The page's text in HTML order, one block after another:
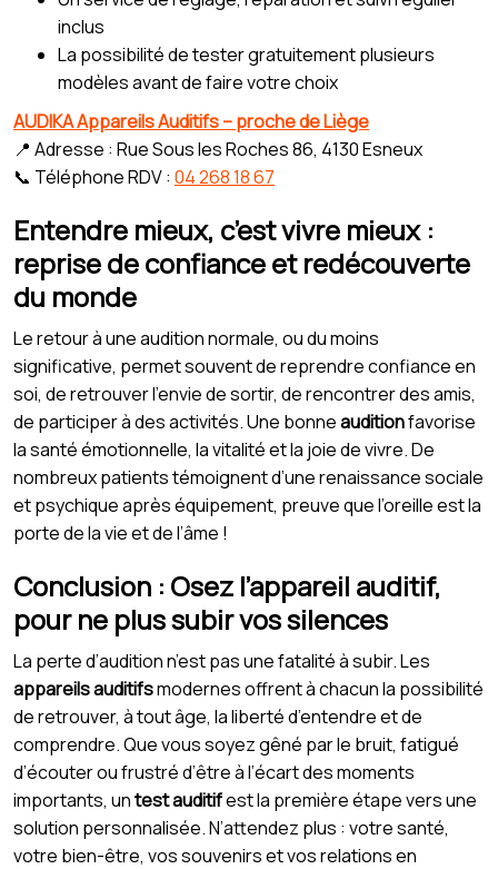
inclus
La possibilité de tester gratuitement plusieurs
modèles avant de faire votre choix
AUDIKA Appareils Auditifs – proche de Liège
📍 Adresse : Rue Sous les Roches 86, 4130 Esneux
📞 Téléphone RDV : 04 268 18 67
Entendre mieux, c’est vivre mieux :
reprise de confiance et redécouverte
du monde
Le retour à une audition normale, ou du moins
significative, permet souvent de reprendre confiance en
soi, de retrouver l’envie de sortir, de rencontrer des amis,
de participer à des activités. Une bonneauditionfavorise
la santé émotionnelle, la vitalité et la joie de vivre. De
nombreux patients témoignent d’une renaissance sociale
et psychique après équipement, preuve que l’oreille est la
porte de la vie et de l’âme !
Conclusion : Osez l’appareil auditif,
pour ne plus subir vos silences
La perte d’audition n’est pas une fatalité à subir. Les
appareils auditifsmodernes offrent à chacun la possibilité
de retrouver, à tout âge, la liberté d’entendre et de
comprendre. Que vous soyez gêné par le bruit, fatigué
d’écouter ou frustré d’être à l’écart des moments
importants, untest auditifest la première étape vers une
solution personnalisée. N’attendez plus : votre santé,
votre bien-être, vos souvenirs et vos relations en